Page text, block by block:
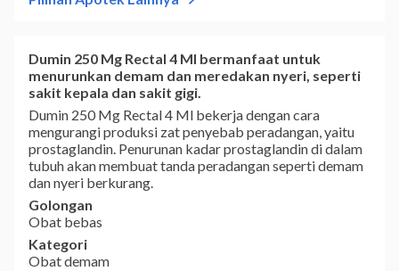
Dumin 250 Mg Rectal 4 Ml bermanfaat untuk
menurunkan demam dan meredakan nyeri, seperti
sakit kepala dan sakit gigi.
Dumin 250 Mg Rectal 4 Ml bekerja dengan cara
mengurangi produksi zat penyebab peradangan, yaitu
prostaglandin. Penurunan kadar prostaglandin di dalam
tubuh akan membuat tanda peradangan seperti demam
dan nyeri berkurang.
Golongan
Obat bebas
Kategori
Obat demam